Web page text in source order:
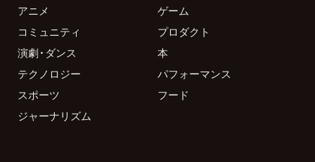
アニメ
ゲーム
コミュニティ
プロダクト
演劇・ダンス
本
テクノロジー
パフォーマンス
スポーツ
フード
ジャーナリズム